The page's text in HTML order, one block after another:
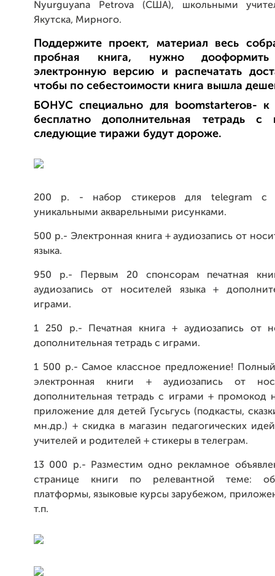
Nyurguyana Petrova (США), школьными
Якутска, Мирного.
Поддержите проект, материал весь
пробная книга, нужно
электронную версию и распечатать
чтобы по себестоимости книга вышла
БОНУС специально для boomstarterов- к
бесплатно дополнительная тетрадь
следующие тиражи будут дороже.
200 р. - набор стикеров для telegram с
уникальными акварельными рисунками.
500 р.- Электронная книга + аудиозапись от
языка.
950 р.- Первым 20 спонсорам печатная
аудиозапись от носителей языка +
играми.
1 250 р.- Печатная книга + аудиозапись от
дополнительная тетрадь с играми.
1 500 р.- Самое классное предложение! Полный
электронная книги + аудиозапись от
дополнительная тетрадь с играми + промокод
приложение для детей Гусьгусь (подкасты,
мн.др.) + скидка в магазин педагогических
учителей и родителей + стикеры в телеграм.
13 000 р.- Разместим одно рекламное
странице книги по релевантной теме:
платформы, языковые курсы зарубежом,
т.п.